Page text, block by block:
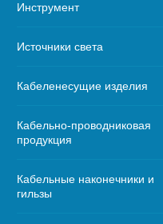
Инструмент
Источники света
Кабеленесущие изделия
Кабельно-проводниковая
продукция
Кабельные наконечники и
гильзы